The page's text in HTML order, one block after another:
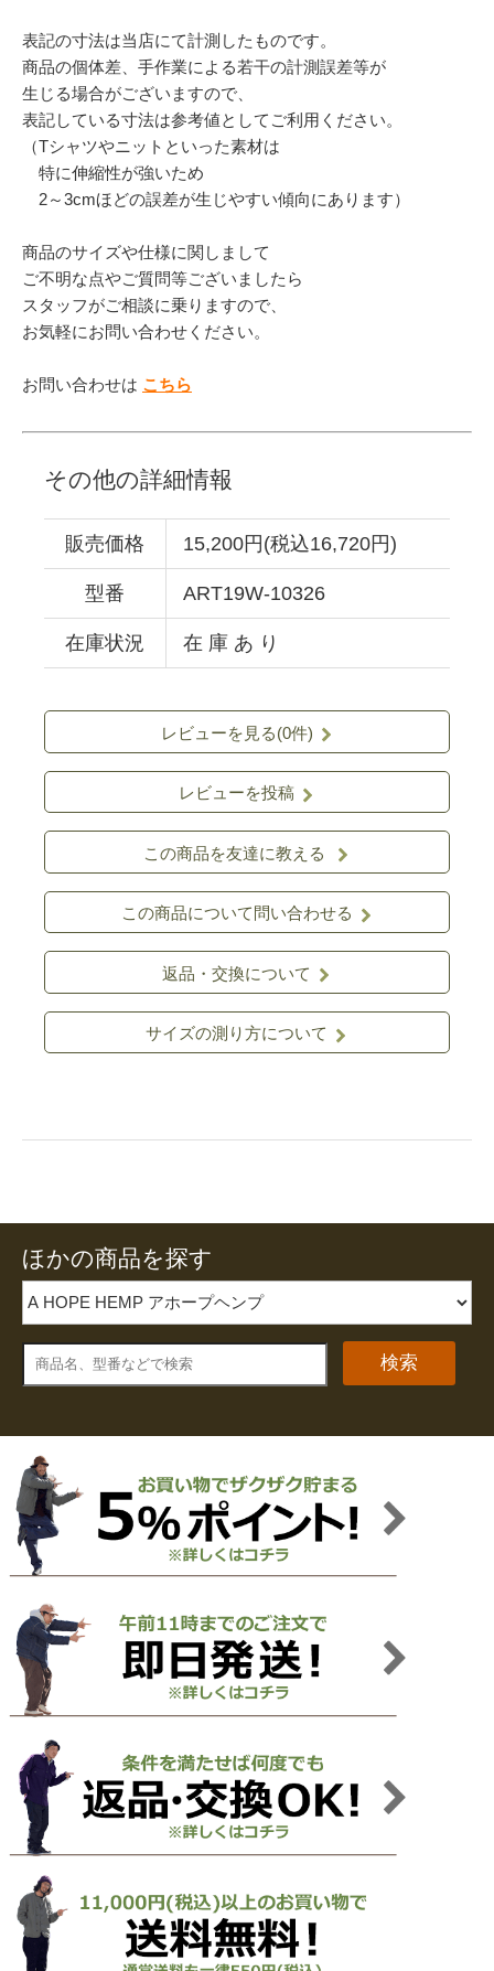
表記の寸法は当店にて計測したものです。
商品の個体差、手作業による若干の計測誤差等が
生じる場合がございますので、
表記している寸法は参考値としてご利用ください。
（Tシャツやニットといった素材は
特に伸縮性が強いため
2～3cmほどの誤差が生じやすい傾向にあります）
商品のサイズや仕様に関しまして
ご不明な点やご質問等ございましたら
スタッフがご相談に乗りますので、
お気軽にお問い合わせください。
お問い合わせは こちら
その他の詳細情報
販売価格 15,200円(税込16,720円)
型番 ART19W-10326
在庫状況 在 庫 あ り
レビューを見る(0件)
レビューを投稿
この商品を友達に教える
この商品について問い合わせる
返品・交換について
サイズの測り方について
ほかの商品を探す
検索